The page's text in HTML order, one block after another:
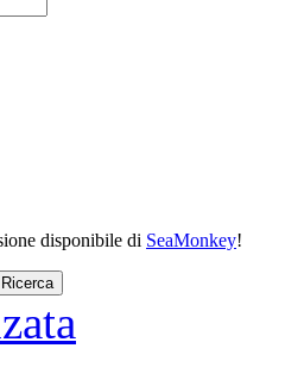
disponibile di SeaMonkey!